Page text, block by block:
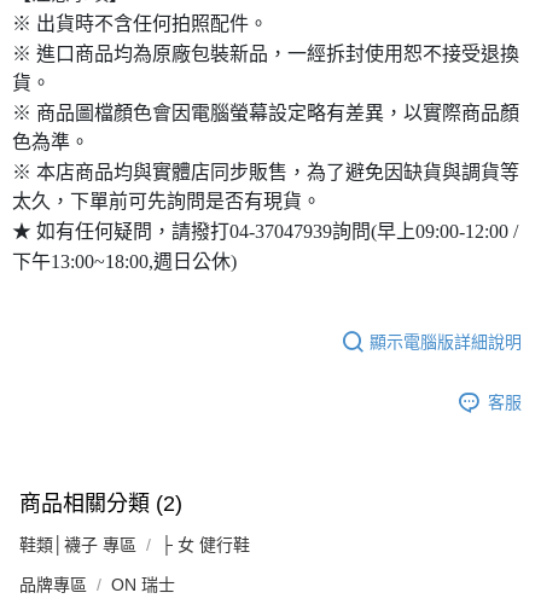
※ 出貨時不含任何拍照配件。
※ 進口商品均為原廠包裝新品，一經拆封使用恕不接受退換
貨。
※ 商品圖檔顏色會因電腦螢幕設定略有差異，以實際商品顏
色為準。
※ 本店商品均與實體店同步販售，為了避免因缺貨與調貨等
太久，下單前可先詢問是否有現貨。
★ 如有任何疑問，請撥打04-37047939詢問(早上09:00-12:00 /
下午13:00~18:00,週日公休)
顯示電腦版詳細說明
客服
商品相關分類 (2)
鞋類│襪子 專區 ├ 女 健行鞋
品牌專區 ON 瑞士